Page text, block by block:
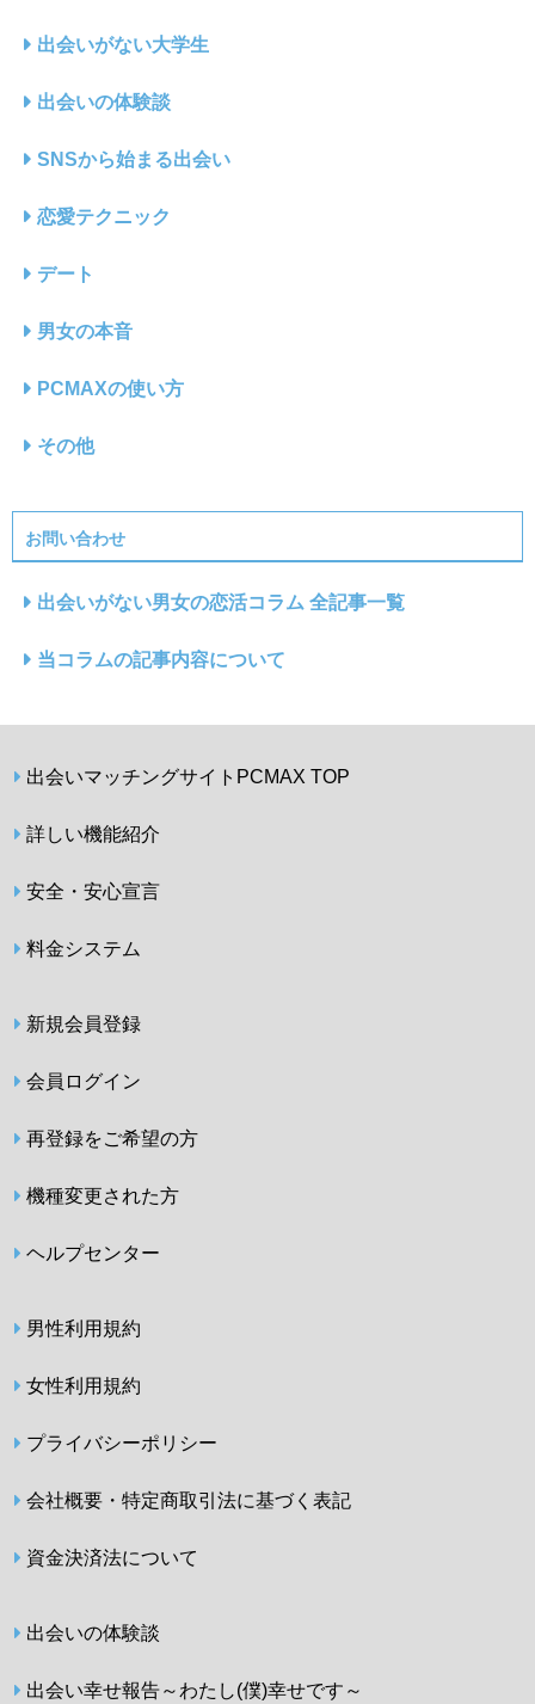
出会いがない大学生
出会いの体験談
SNSから始まる出会い
恋愛テクニック
デート
男女の本音
PCMAXの使い方
その他
お問い合わせ
出会いがない男女の恋活コラム 全記事一覧
当コラムの記事内容について
出会いマッチングサイトPCMAX TOP
詳しい機能紹介
安全・安心宣言
料金システム
新規会員登録
会員ログイン
再登録をご希望の方
機種変更された方
ヘルプセンター
男性利用規約
女性利用規約
プライバシーポリシー
会社概要・特定商取引法に基づく表記
資金決済法について
出会いの体験談
出会い幸せ報告～わたし(僕)幸せです～